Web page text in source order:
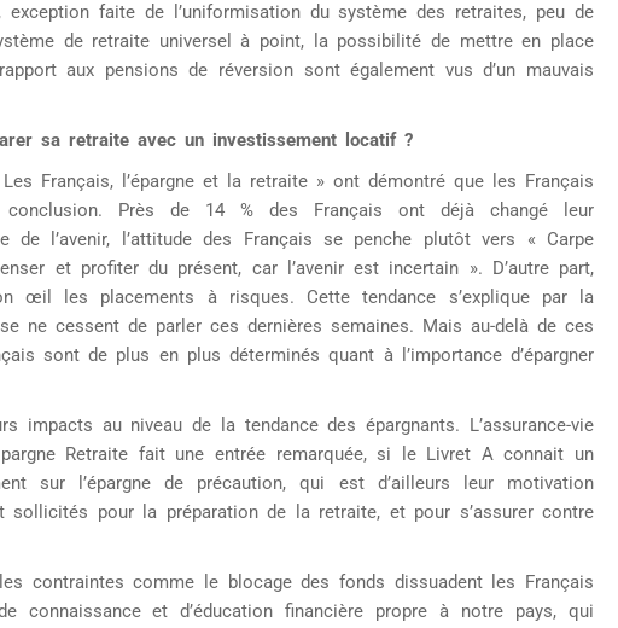
faite de l’uniformisation du système des retraites, peu de
de retraite universel à point, la possibilité de mettre en place
aux pensions de réversion sont également vus d’un mauvais
sa retraite avec un investissement locatif ?
Français, l’épargne et la retraite » ont démontré que les Français
Près de 14 % des Français ont déjà changé leur
de l’avenir, l’attitude des Français se penche plutôt vers « Carpe
et profiter du présent, car l’avenir est incertain ». D’autre part,
œil les placements à risques. Cette tendance s’explique par la
ne cessent de parler ces dernières semaines. Mais au-delà de ces
sont de plus en plus déterminés quant à l’importance d’épargner
au niveau de la tendance des épargnants. L’assurance-vie
Retraite fait une entrée remarquée, si le Livret A connait un
sur l’épargne de précaution, qui est d’ailleurs leur motivation
sollicités pour la préparation de la retraite, et pour s’assurer contre
contraintes comme le blocage des fonds dissuadent les Français
connaissance et d’éducation financière propre à notre pays, qui